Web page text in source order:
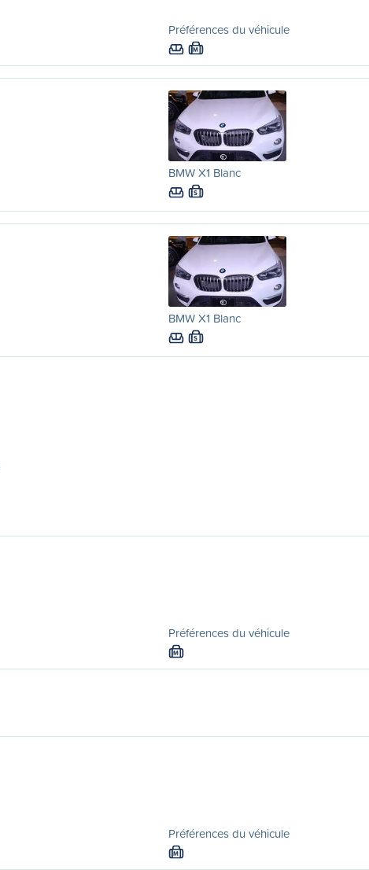
Préférences du véhicule
M
BMW X1 Blanc
S
BMW X1 Blanc
S
Préférences du véhicule
M
Préférences du véhicule
M